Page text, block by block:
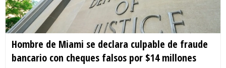
Hombre de Miami se declara culpable de fraude
bancario con cheques falsos por $14 millones